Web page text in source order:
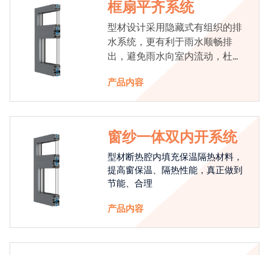
框扇平齐系统
型材设计采用隐藏式有组织的排
水系统，更有利于雨水顺畅排
出，避免雨水向室内流动，杜绝
产品内容
窗纱一体双内开系统
型材断热腔内填充保温隔热材料，
提高窗保温、隔热性能，真正做到
节能、合理
产品内容